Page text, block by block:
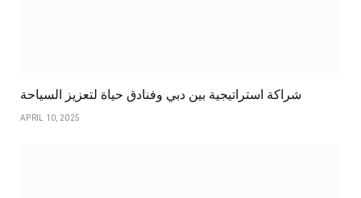
شراكة استراتيجية بين دبي وفنادق حياة لتعزيز السياحة
APRIL 10, 2025